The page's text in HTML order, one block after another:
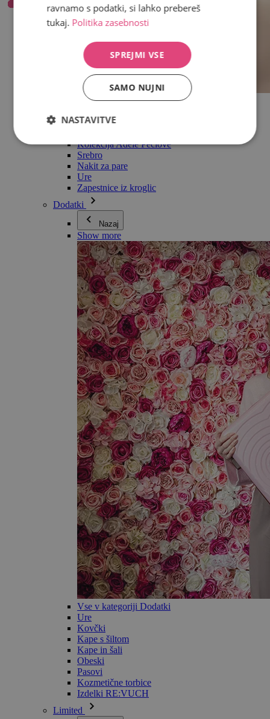
Vse v kategoriji Nakit
Zapestnice
Kolekcija Adéle Pečlové
Srebro
Nakit za pare
Ure
Zapestnice iz kroglic
Dodatki
Nazaj
Show more
Vse v kategoriji Dodatki
Ure
Kovčki
Kape s šiltom
Kape in šali
Obeski
Pasovi
Kozmetične torbice
Izdelki RE:VUCH
Limited
ravnamo s podatki, si lahko prebereš
tukaj. Politika zasebnosti
SPREJMI VSE
SAMO NUJNI
NASTAVITVE